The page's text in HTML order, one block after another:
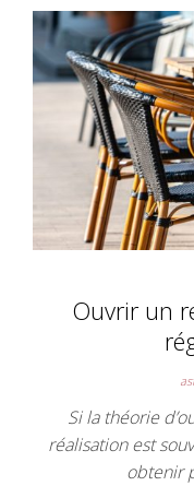
Ouvrir un
Si la théorie
réalisation est
obtenir